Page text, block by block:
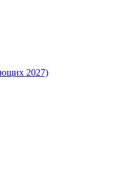
2027)